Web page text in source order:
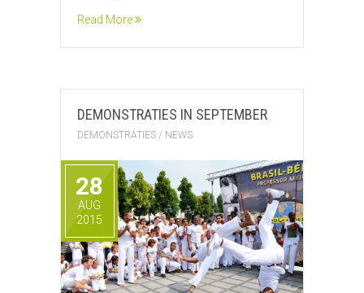
Read More
DEMONSTRATIES IN SEPTEMBER
DEMONSTRATIES / NEWS
28
AUG
2015